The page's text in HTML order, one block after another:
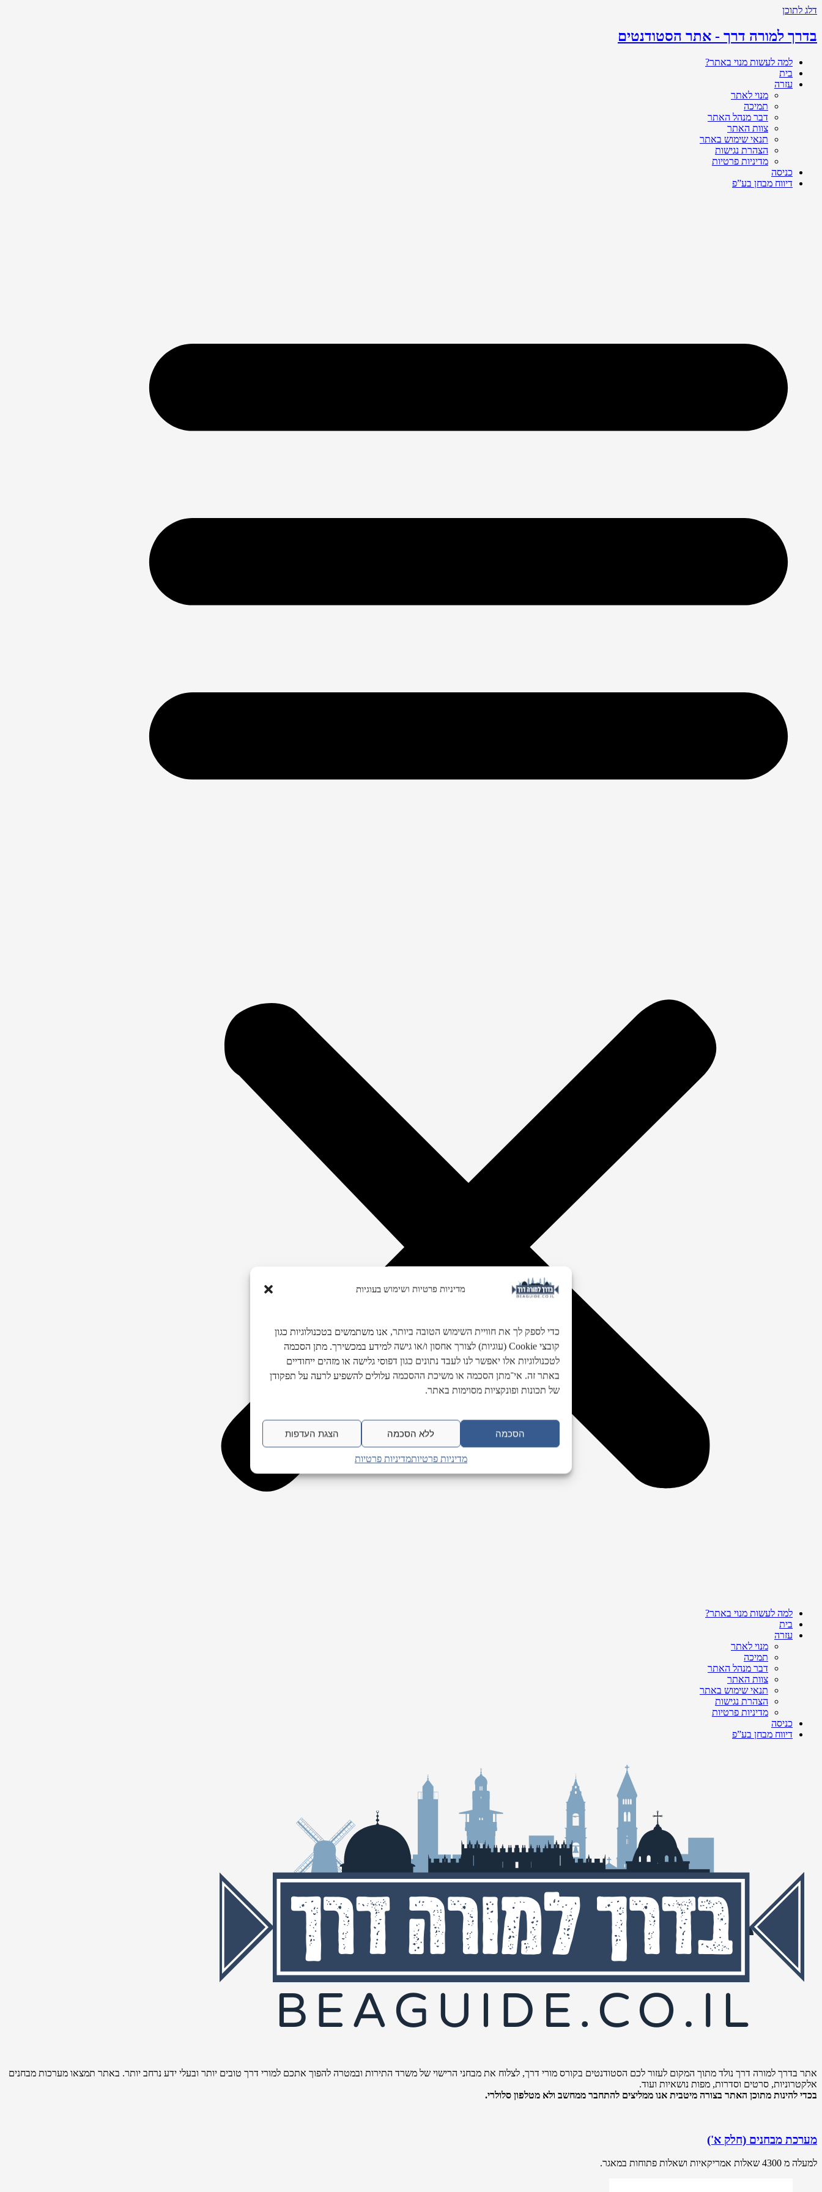
מדיניות פרטיות ושימוש בעוגיות
כדי לספק לך את חוויית השימוש הטובה ביותר, אנו משתמשים בטכנולוגיות כגון
קובצי Cookie (עוגיות) לצורך אחסון ו/או גישה למידע במכשירך. מתן הסכמה
לטכנולוגיות אלו יאפשר לנו לעבד נתונים כגון דפוסי גלישה או מזהים ייחודיים
באתר זה. אי־מתן הסכמה או משיכת ההסכמה עלולים להשפיע לרעה על תפקודן
של תכונות ופונקציות מסוימות באתר.
הסכמה ללא הסכמה הצגת העדפות
מדיניות פרטיותמדיניות פרטיות
דלג לתוכן
בדרך למורה דרך - אתר הסטודנטים
למה לעשות מנוי באתר?
בית
עזרה
מנוי לאתר
תמיכה
דבר מנהל האתר
צוות האתר
תנאי שימוש באתר
הצהרת נגישות
מדיניות פרטיות
כניסה
דיווח מבחן בע”פ
למה לעשות מנוי באתר?
בית
עזרה
מנוי לאתר
תמיכה
דבר מנהל האתר
צוות האתר
תנאי שימוש באתר
הצהרת נגישות
מדיניות פרטיות
כניסה
דיווח מבחן בע”פ
אתר בדרך למורה דרך נולד מתוך המקום לעזור לכם הסטודנטים בקורס מורי דרך, לצלוח את מבחני הרישוי של משרד התירות ובמטרה להפוך אתכם למורי דרך טובים יותר ובעלי ידע נרחב יותר. באתר תמצאו מערכות מבחנים
אלקטרוניות, סרטים וסדרות, מפות נושאיות ועוד.
בכדי להינות מתוכן האתר בצורה מיטבית אנו ממליצים להתחבר ממחשב ולא מטלפון סלולרי.
מערכת מבחנים (חלק א')
למעלה מ 4300 שאלות אמריקאיות ושאלות פתוחות במאגר.